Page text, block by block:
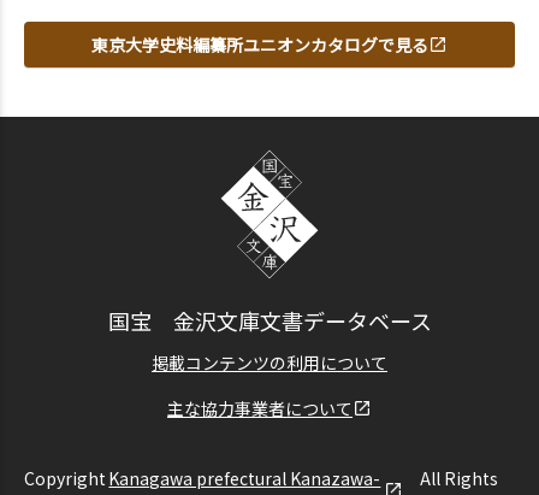
東京大学史料編纂所ユニオンカタログで見る
国宝 金沢文庫文書データベース
掲載コンテンツの利用について
主な協力事業者について
Copyright Kanagawa prefectural Kanazawa-
All Rights